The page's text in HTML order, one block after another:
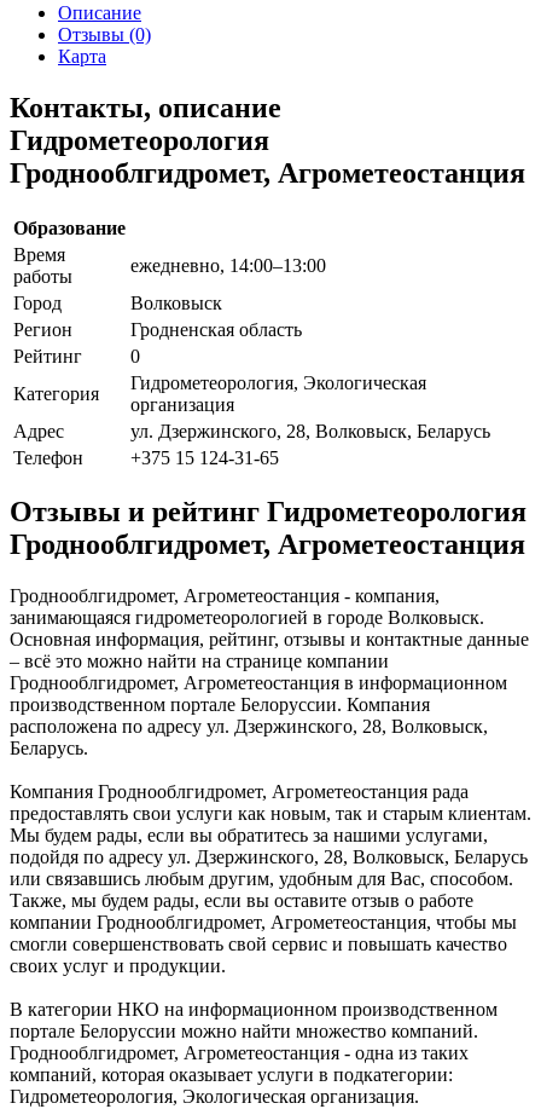
Описание
Отзывы (0)
Карта
Контакты, описание
Гидрометеорология
Гроднооблгидромет, Агрометеостанция
Образование
Время
работы
ежедневно, 14:00–13:00
Город
Волковыск
Регион
Гродненская область
Рейтинг
0
Категория
Гидрометеорология, Экологическая
организация
Адрес
ул. Дзержинского, 28, Волковыск, Беларусь
Телефон
+375 15 124-31-65
Отзывы и рейтинг Гидрометеорология
Гроднооблгидромет, Агрометеостанция
Гроднооблгидромет, Агрометеостанция - компания,
занимающаяся гидрометеорологией в городе Волковыск.
Основная информация, рейтинг, отзывы и контактные данные
– всё это можно найти на странице компании
Гроднооблгидромет, Агрометеостанция в информационном
производственном портале Белоруссии. Компания
расположена по адресу ул. Дзержинского, 28, Волковыск,
Беларусь.
Компания Гроднооблгидромет, Агрометеостанция рада
предоставлять свои услуги как новым, так и старым клиентам.
Мы будем рады, если вы обратитесь за нашими услугами,
подойдя по адресу ул. Дзержинского, 28, Волковыск, Беларусь
или связавшись любым другим, удобным для Вас, способом.
Также, мы будем рады, если вы оставите отзыв о работе
компании Гроднооблгидромет, Агрометеостанция, чтобы мы
смогли совершенствовать свой сервис и повышать качество
своих услуг и продукции.
В категории НКО на информационном производственном
портале Белоруссии можно найти множество компаний.
Гроднооблгидромет, Агрометеостанция - одна из таких
компаний, которая оказывает услуги в подкатегории:
Гидрометеорология, Экологическая организация.